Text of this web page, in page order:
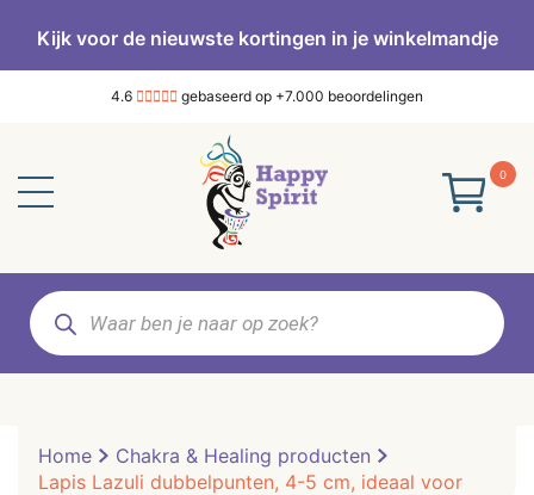
Kijk voor de nieuwste kortingen in je winkelmandje
4.6 gebaseerd op +7.000 beoordelingen
0
Producten
zoeken
Home
Chakra & Healing producten
Lapis Lazuli dubbelpunten, 4-5 cm, ideaal voor